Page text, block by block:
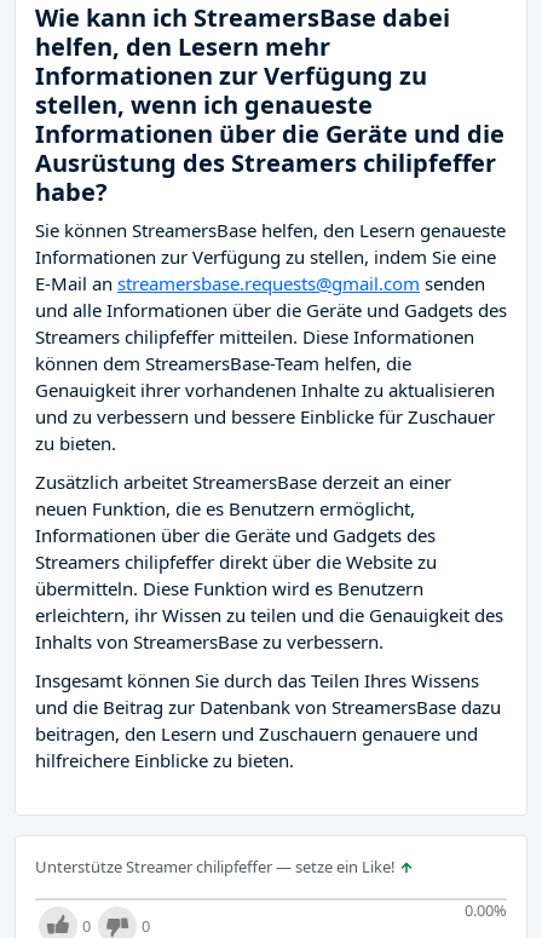
Wie kann ich StreamersBase dabei
helfen, den Lesern mehr
Informationen zur Verfügung zu
stellen, wenn ich genaueste
Informationen über die Geräte und die
Ausrüstung des Streamers chilipfeffer
habe?
Sie können StreamersBase helfen, den Lesern genaueste
Informationen zur Verfügung zu stellen, indem Sie eine
E-Mail an streamersbase.requests@gmail.com senden
und alle Informationen über die Geräte und Gadgets des
Streamers chilipfeffer mitteilen. Diese Informationen
können dem StreamersBase-Team helfen, die
Genauigkeit ihrer vorhandenen Inhalte zu aktualisieren
und zu verbessern und bessere Einblicke für Zuschauer
zu bieten.
Zusätzlich arbeitet StreamersBase derzeit an einer
neuen Funktion, die es Benutzern ermöglicht,
Informationen über die Geräte und Gadgets des
Streamers chilipfeffer direkt über die Website zu
übermitteln. Diese Funktion wird es Benutzern
erleichtern, ihr Wissen zu teilen und die Genauigkeit des
Inhalts von StreamersBase zu verbessern.
Insgesamt können Sie durch das Teilen Ihres Wissens
und die Beitrag zur Datenbank von StreamersBase dazu
beitragen, den Lesern und Zuschauern genauere und
hilfreichere Einblicke zu bieten.
Unterstütze Streamer chilipfeffer — setze ein Like!
0.00%
0 0